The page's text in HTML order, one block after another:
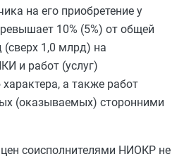
на его приобретение у
10% (5%) от общей
1,0 млрд) на
и работ (услуг)
а также работ
(оказываемых) сторонними
соисполнителями НИОКР не